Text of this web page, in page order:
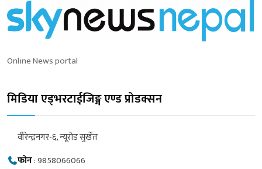
Online News portal
मिडिया एड्भरटाईजिङ्ग एण्ड प्रोडक्सन
वीरेन्द्रनगर-६, न्यूरोड सुर्खेत
फोन:9858066066